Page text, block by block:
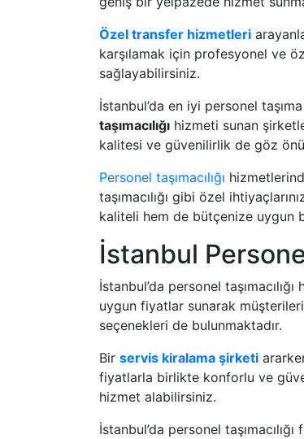
Özel transfer hizmetleri
karşılamak için profesyonel ve
sağlayabilirsiniz.
İstanbul’da en iyi personel
taşımacılığı hizmeti sunan
kalitesi ve güvenilirlik de göz
Personel taşımacılığı
taşımacılığı gibi özel
kaliteli hem de bütçenize uygun
İstanbul
İstanbul’da personel
uygun fiyatlar sunarak
seçenekleri de bulunmaktadır.
Bir servis kiralama şirketi
fiyatlarla birlikte konforlu ve
hizmet alabilirsiniz.
İstanbul’da personel